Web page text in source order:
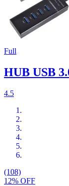
Full
HUB USB
4.5
(108)
12% OFF